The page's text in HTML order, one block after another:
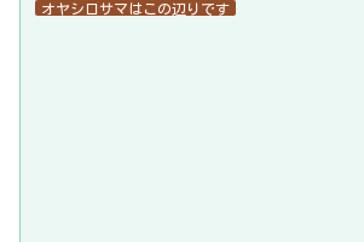
オヤシロサマはこの辺りです